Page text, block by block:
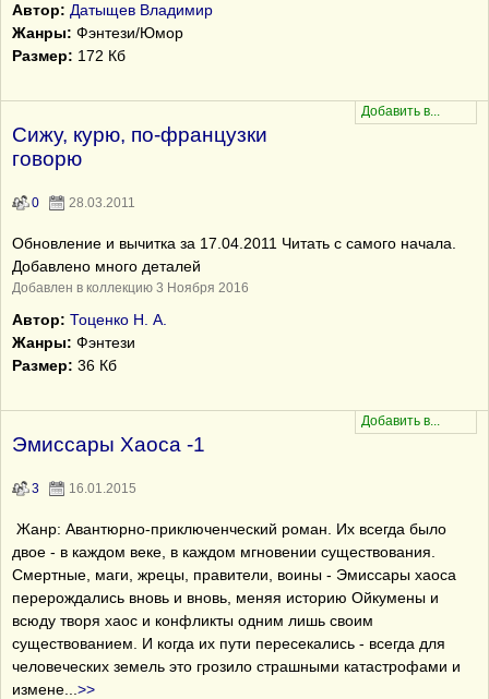
Автор: Датыщев Владимир
Жанры: Фэнтези/Юмор
Размер: 172 Кб
Сижу, курю, по-французки
говорю
0 28.03.2011
Обновление и вычитка за 17.04.2011 Читать с самого начала.
Добавлено много деталей
Добавлен в коллекцию 3 Ноября 2016
Автор: Тоценко Н. А.
Жанры: Фэнтези
Размер: 36 Кб
Эмиссары Хаоса -1
3 16.01.2015
Жанр: Авантюрно-приключенческий роман. Их всегда было
двое - в каждом веке, в каждом мгновении существования.
Смертные, маги, жрецы, правители, воины - Эмиссары хаоса
перерождались вновь и вновь, меняя историю Ойкумены и
всюду творя хаос и конфликты одним лишь своим
существованием. И когда их пути пересекались - всегда для
человеческих земель это грозило страшными катастрофами и
измене
>>